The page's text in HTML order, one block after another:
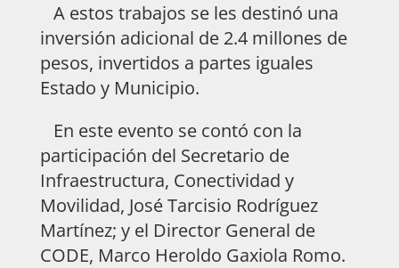
A estos trabajos se les destinó una
inversión adicional de 2.4 millones de
pesos, invertidos a partes iguales
Estado y Municipio.
En este evento se contó con la
participación del Secretario de
Infraestructura, Conectividad y
Movilidad, José Tarcisio Rodríguez
Martínez; y el Director General de
CODE, Marco Heroldo Gaxiola Romo.